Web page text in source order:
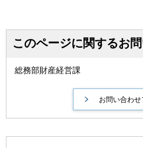
このページに関するお
総務部財産経営課